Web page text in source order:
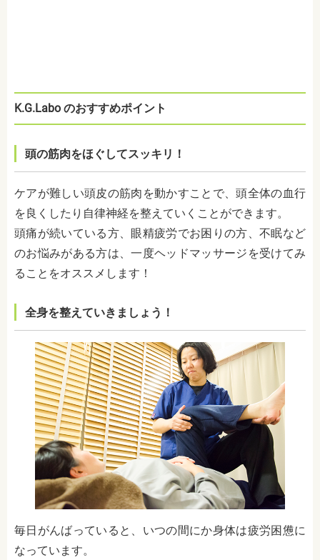
K.G.Labo のおすすめポイント
頭の筋肉をほぐしてスッキリ！
ケアが難しい頭皮の筋肉を動かすことで、頭全体の血行
を良くしたり自律神経を整えていくことができます。
頭痛が続いている方、眼精疲労でお困りの方、不眠など
のお悩みがある方は、一度ヘッドマッサージを受けてみ
ることをオススメします！
全身を整えていきましょう！
毎日がんばっていると、いつの間にか身体は疲労困憊に
なっています。